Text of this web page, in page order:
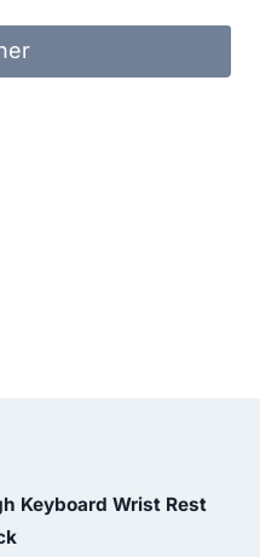
Keyboard Wrist Rest